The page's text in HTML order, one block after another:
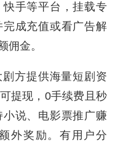
手等平台，挂载专
成充值或看广告解
佣金。
方提供海量短剧资
提现，0手续费且秒
说、电影票推广赚
外奖励。有用户分